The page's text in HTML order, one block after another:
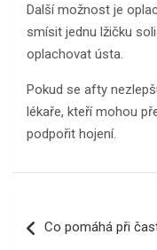
Další možnost je
smísit jednu lžičku
oplachovat ústa.
Pokud se afty
lékaře, kteří mohou
podpořit hojení.
proCo pomáhá při